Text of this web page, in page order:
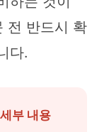
전 반드시 확
다.
세부 내용